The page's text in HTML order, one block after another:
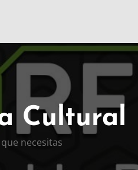
Cultural
necesitas